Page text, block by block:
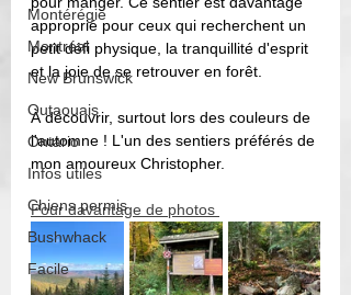
Montérégie
Montréal
New Brunswick
Outaouais
Ontario
Infos utiles
Chiens permis
Bushwhack
Facile
approprié pour ceux qui recherchent un
petit défi physique, la tranquillité d'esprit
et la joie de se retrouver en forêt.
À découvrir, surtout lors des couleurs de
l'automne ! L'un des sentiers préférés de
mon amoureux Christopher.
Pour davantage de photos